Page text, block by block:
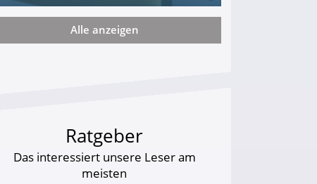
viel?
Alle anzeigen
Ratgeber
Das interessiert unsere Leser am
meisten